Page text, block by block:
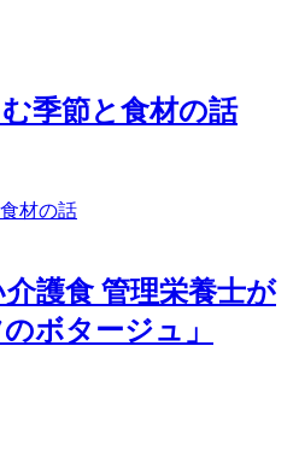
季節と食材の話
材の話
護食 管理栄養士が
ボタージュ」